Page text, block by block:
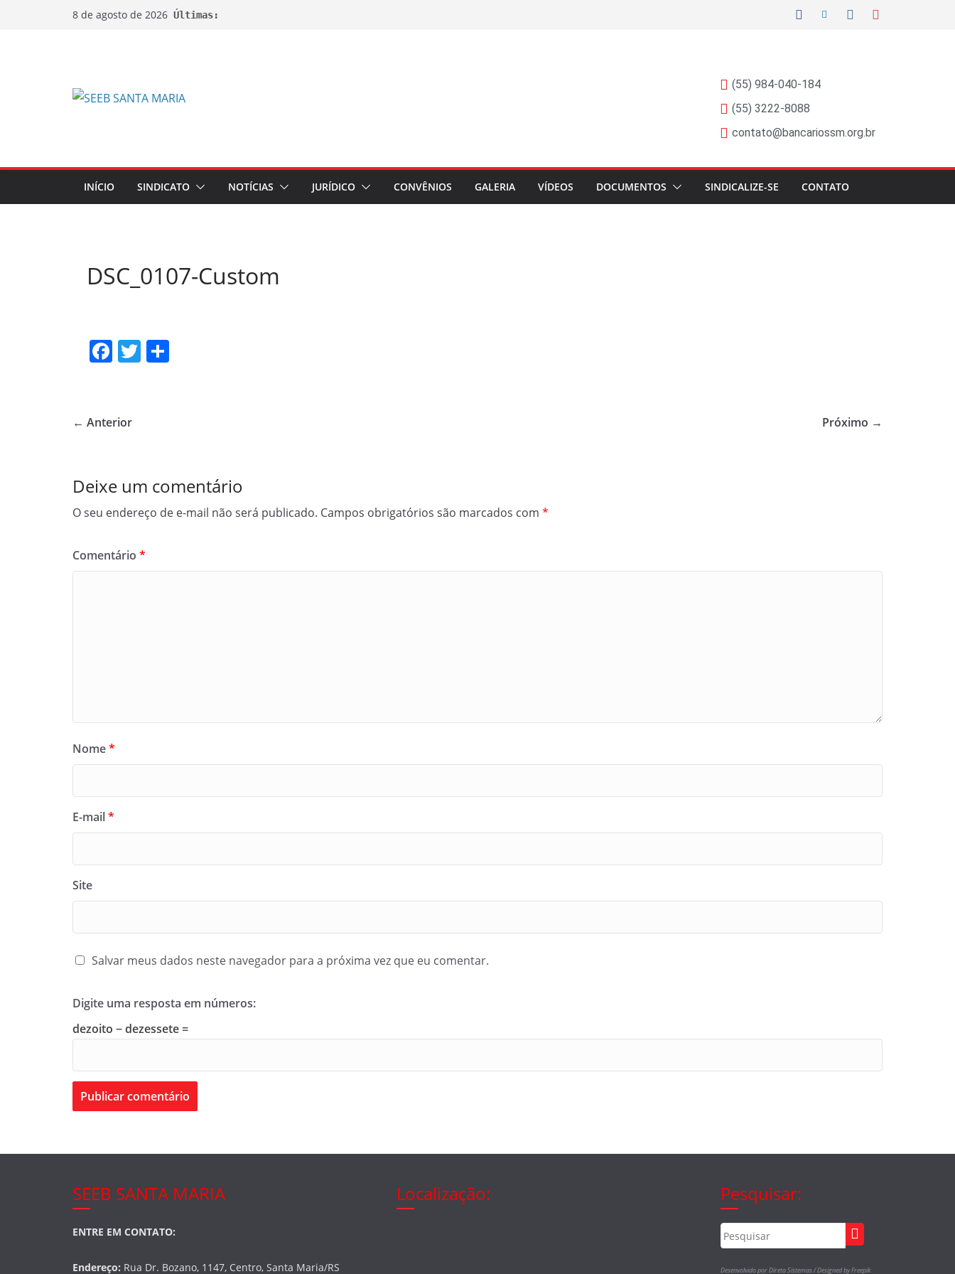
8 de agosto de 2026 Últimas:
(55) 984-040-184
(55) 3222-8088
contato@bancariossm.org.br
INÍCIO SINDICATO NOTÍCIAS JURÍDICO CONVÊNIOS GALERIA VÍDEOS DOCUMENTOS SINDICALIZE-SE CONTATO
DSC_0107-Custom
F
e
o
k
T
← Anterior Próximo →
Deixe um comentário
O seu endereço de e-mail não será publicado. Campos obrigatórios são marcados com *
Comentário *
Nome*
E-mail*
Site
Salvar meus dados neste navegador para a próxima vez que eu comentar.
Digite uma resposta em números:
dezoito − dezessete =
SEEB SANTA MARIA
ENTRE EM CONTATO:
Endereço: Rua Dr. Bozano, 1147, Centro, Santa Maria/RS
Localização: Pesquisar:
Desenvolvido por Direta Sistemas /Designed by Freepik